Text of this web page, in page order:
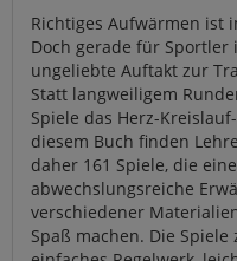
Richtiges Aufwärmen ist
Doch gerade für
ungeliebte Auftakt zur
Statt langweiligem
Spiele das Herz-
diesem Buch finden
daher 161 Spiele, die
abwechslungsreiche
verschiedener
Spaß machen. Die